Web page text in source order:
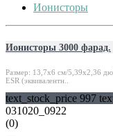
Ионисторы
Ионисторы 3000 фарад.
Размер: 13,7x6 см/5,39x2,36
ESR (эквивалентн..
text_stock_price 997
031020_0922
(0)